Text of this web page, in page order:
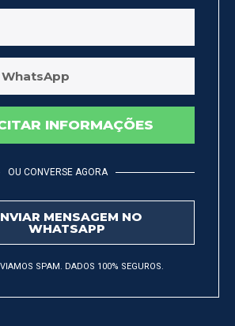
INFORMAÇÕES
OU CONVERSE AGORA
MENSAGEM NO
WHATSAPP
SPAM. DADOS 100% SEGUROS.